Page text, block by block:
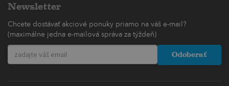
Newsletter
Chcete dostávať akciové ponuky priamo na váš e-mail?
(maximálne jedna e-mailová správa za týždeň)
Odoberať